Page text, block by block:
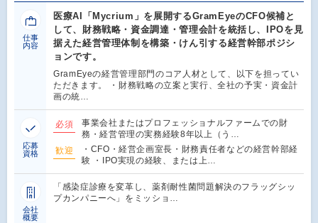
仕事
内容
医療AI「Mycrium」を展開するGramEyeのCFO候補と
して、財務戦略・資金調達・管理会計を統括し、IPOを見
据えた経営管理体制を構築・けん引する経営幹部ポジシ
ョンです。
GramEyeの経営管理部門のコア人材として、以下を担ってい
ただきます。 ・財務戦略の立案と実行、全社の予実・資金計
画の統…
応募
資格
必須
事業会社またはプロフェッショナルファームでの財
務・経営管理の実務経験8年以上（う…
歓迎
・CFO・経営企画室長・財務責任者などの経営幹部経
験 ・IPO実現の経験、または上…
会社
概要
「感染症診療を変革し、薬剤耐性菌問題解決のフラッグシッ
プカンパニーへ」をミッショ…